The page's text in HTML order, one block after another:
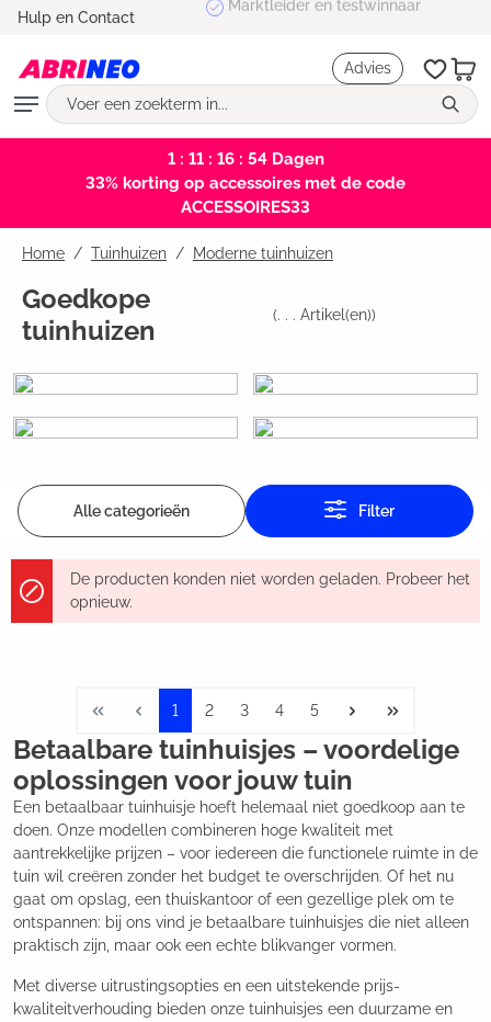
Hulp en Contact Marktleider en testwinnaar
Advies
1 : 11 : 16 : 54Dagen
33% korting op accessoires met de code
ACCESSOIRES33
Home Tuinhuizen / Moderne tuinhuizen
Goedkope
tuinhuizen
(. . . Artikel(en))
Alle categorieën Filter
De producten konden niet worden geladen. Probeer het
opnieuw.
1 2 3 4 5
Betaalbare tuinhuisjes – voordelige
oplossingen voor jouw tuin
Een betaalbaar tuinhuisje hoeft helemaal niet goedkoop aan te
doen. Onze modellen combineren hoge kwaliteit met
aantrekkelijke prijzen – voor iedereen die functionele ruimte in de
tuin wil creëren zonder het budget te overschrijden. Of het nu
gaat om opslag, een thuiskantoor of een gezellige plek om te
ontspannen: bij ons vind je betaalbare tuinhuisjes die niet alleen
praktisch zijn, maar ook een echte blikvanger vormen.
Met diverse uitrustingsopties en een uitstekende prijs-
kwaliteitverhouding bieden onze tuinhuisjes een duurzame en